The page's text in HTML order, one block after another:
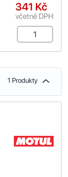
341 Kč
včetně DPH
1 Produkty